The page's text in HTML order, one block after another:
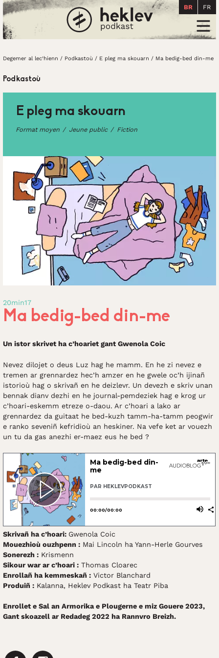
Degemer al lec’hienn
BR FR
Degemer al lec’hienn / Podkastoù / E pleg ma skouarn / Ma bedig-bed din-me
Podkastoù
E pleg ma skouarn
Format moyen Jeune public Fiction
20min17
Ma bedig-bed din-me
Un istor skrivet ha c’hoariet gant Gwenola Coic
Nevez dilojet o deus Luz hag he mamm. En he zi nevez e
tremen ar grennardez hec’h amzer en he gwele oc’h ijinañ
istorioù hag o skrivañ en he deizlevr. Un devezh e skriv unan
bennak dianv dezhi en he journal-pemdeziek hag e krog ur
c’hoari-eskemm etreze o-daou. Ar c’hoari a lako ar
grennardez da guitaat he bed-kuzh tamm-ha-tamm peogwir
e ranko seveniñ kefridioù an heskiner. Na vefe ket ar vouezh
un tu da gas anezhi er-maez eus he bed ?
Skrivañ ha c’hoari: Gwenola Coic
Mouezhioù ouzhpenn : Mai Lincoln ha Yann-Herle Gourves
Sonerezh : Krismenn
Sikour war ar c’hoari : Thomas Cloarec
Enrollañ ha kemmeskañ : Victor Blanchard
Produiñ : Kalanna, Heklev Podkast ha Teatr Piba
Enrollet e Sal an Armorika e Plougerne e miz Gouere 2023,
Gant skoazell ar Redadeg 2022 ha Rannvro Breizh.